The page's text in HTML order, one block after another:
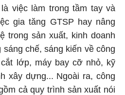
việc làm trong tầm tay và
gia tăng GTSP hay nâng
trong sản xuất, kinh doanh
chế, sáng kiến về công
lớp, máy bay cỡ nhỏ, kỹ
xây dựng... Ngoài ra, công
cả quy trình sản xuất nói